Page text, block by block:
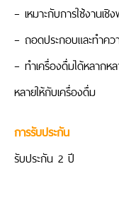
– เหมาะกับการใช้งานเ
– ถอดประกอบและทำคว
– ทำเครื่องดื่มได้หลากห
หลายให้กับเครื่องดื่ม
การรับประกัน
รับประกัน 2 ปี